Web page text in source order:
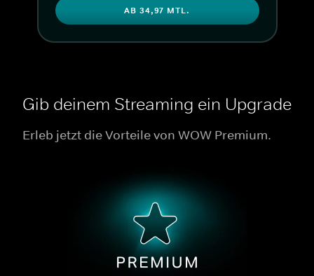
AB 34,97 MTL.
Gib deinem Streaming ein Upgrade
Erleb jetzt die Vorteile von WOW Premium.